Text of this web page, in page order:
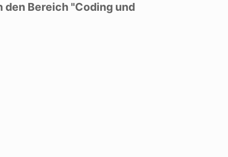
den Bereich "Coding und